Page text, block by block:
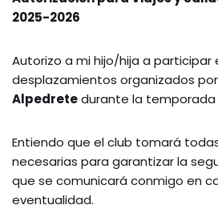
2025-2026
Autorizo a mi hijo/hija a participar
desplazamientos organizados
Alpedretedurante la temporada
Entiendo que el club tomará
necesarias para garantizar la
que se comunicará conmigo en
eventualidad.